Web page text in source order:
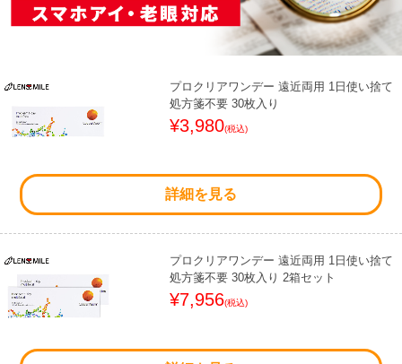
プロクリアワンデー 遠近両用 1日使い捨て
処方箋不要 30枚入り
¥3,980(税込)
詳細を見る
プロクリアワンデー 遠近両用 1日使い捨て
処方箋不要 30枚入り 2箱セット
¥7,956(税込)